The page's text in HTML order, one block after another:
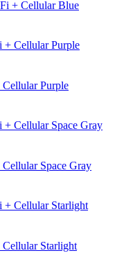
+ Cellular Blue
Purple
Space Gray
Starlight